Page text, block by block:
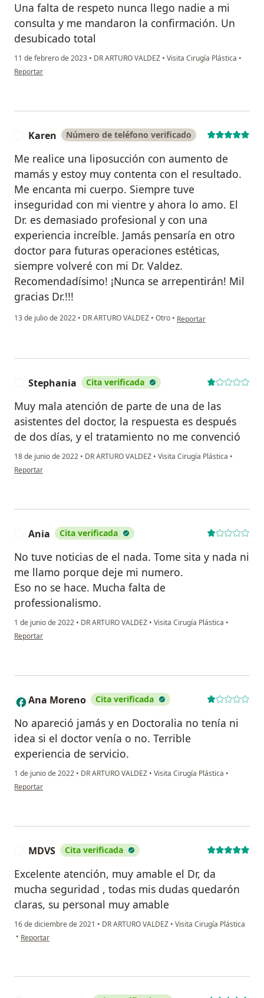
Una falta de respeto nunca llego nadie a mi
consulta y me mandaron la confirmación. Un
desubicado total
11 de febrero de 2023 • DR ARTURO VALDEZ • Visita Cirugía Plástica •
en opinión del usuario Jorge orozco
Reportar
Karen Número de teléfono verificado
Me realice una liposucción con aumento de
mamás y estoy muy contenta con el resultado.
Me encanta mi cuerpo. Siempre tuve
inseguridad con mi vientre y ahora lo amo. El
Dr. es demasiado profesional y con una
experiencia increíble. Jamás pensaría en otro
doctor para futuras operaciones estéticas,
siempre volveré con mi Dr. Valdez.
Recomendadísimo! ¡Nunca se arrepentirán! Mil
gracias Dr.!!!
13 de julio de 2022 • DR ARTURO VALDEZ • Otro • en opinión del usuario
Reportar
Stephania Cita verificada
Muy mala atención de parte de una de las
asistentes del doctor, la respuesta es después
de dos días, y el tratamiento no me convenció
18 de junio de 2022 • DR ARTURO VALDEZ • Visita Cirugía Plástica •
en opinión del usuario Stephania
Reportar
Ania Cita verificada
No tuve noticias de el nada. Tome sita y nada ni
me llamo porque deje mi numero.
Eso no se hace. Mucha falta de
professionalismo.
1 de junio de 2022 • DR ARTURO VALDEZ • Visita Cirugía Plástica •
en opinión del usuario Ania
Reportar
A Ana Moreno Cita verificada
No apareció jamás y en Doctoralia no tenía ni
idea si el doctor venía o no. Terrible
experiencia de servicio.
1 de junio de 2022 • DR ARTURO VALDEZ • Visita Cirugía Plástica •
en opinión del usuario Ana Moreno
Reportar
MDVS Cita verificada
Excelente atención, muy amable el Dr, da
mucha seguridad , todas mis dudas quedarón
claras, su personal muy amable
16 de diciembre de 2021 • DR ARTURO VALDEZ • Visita Cirugía Plástica
• en opinión del usuario MDVS
Reportar